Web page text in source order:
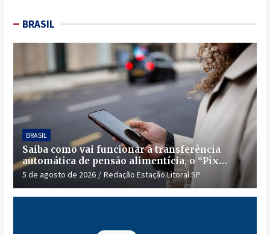
BRASIL
BRASIL
Saiba como vai funcionar a transferência
automática de pensão alimentícia, o “Pix
Pensão”
5 de agosto de 2026 Redação Estação Litoral SP